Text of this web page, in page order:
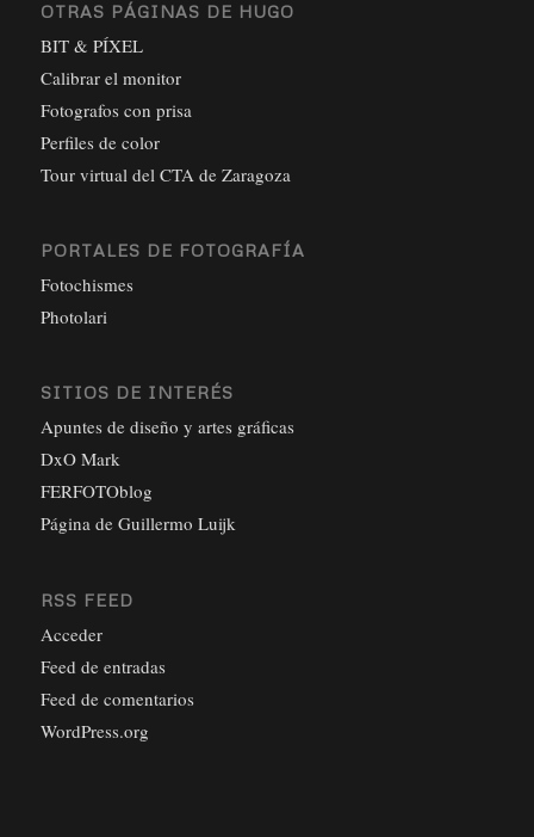
OTRAS PÁGINAS DE HUGO
BIT & PÍXEL
Calibrar el monitor
Fotografos con prisa
Perfiles de color
Tour virtual del CTA de Zaragoza
PORTALES DE FOTOGRAFÍA
Fotochismes
Photolari
SITIOS DE INTERÉS
Apuntes de diseño y artes gráficas
DxO Mark
FERFOTOblog
Página de Guillermo Luijk
RSS FEED
Acceder
Feed de entradas
Feed de comentarios
WordPress.org